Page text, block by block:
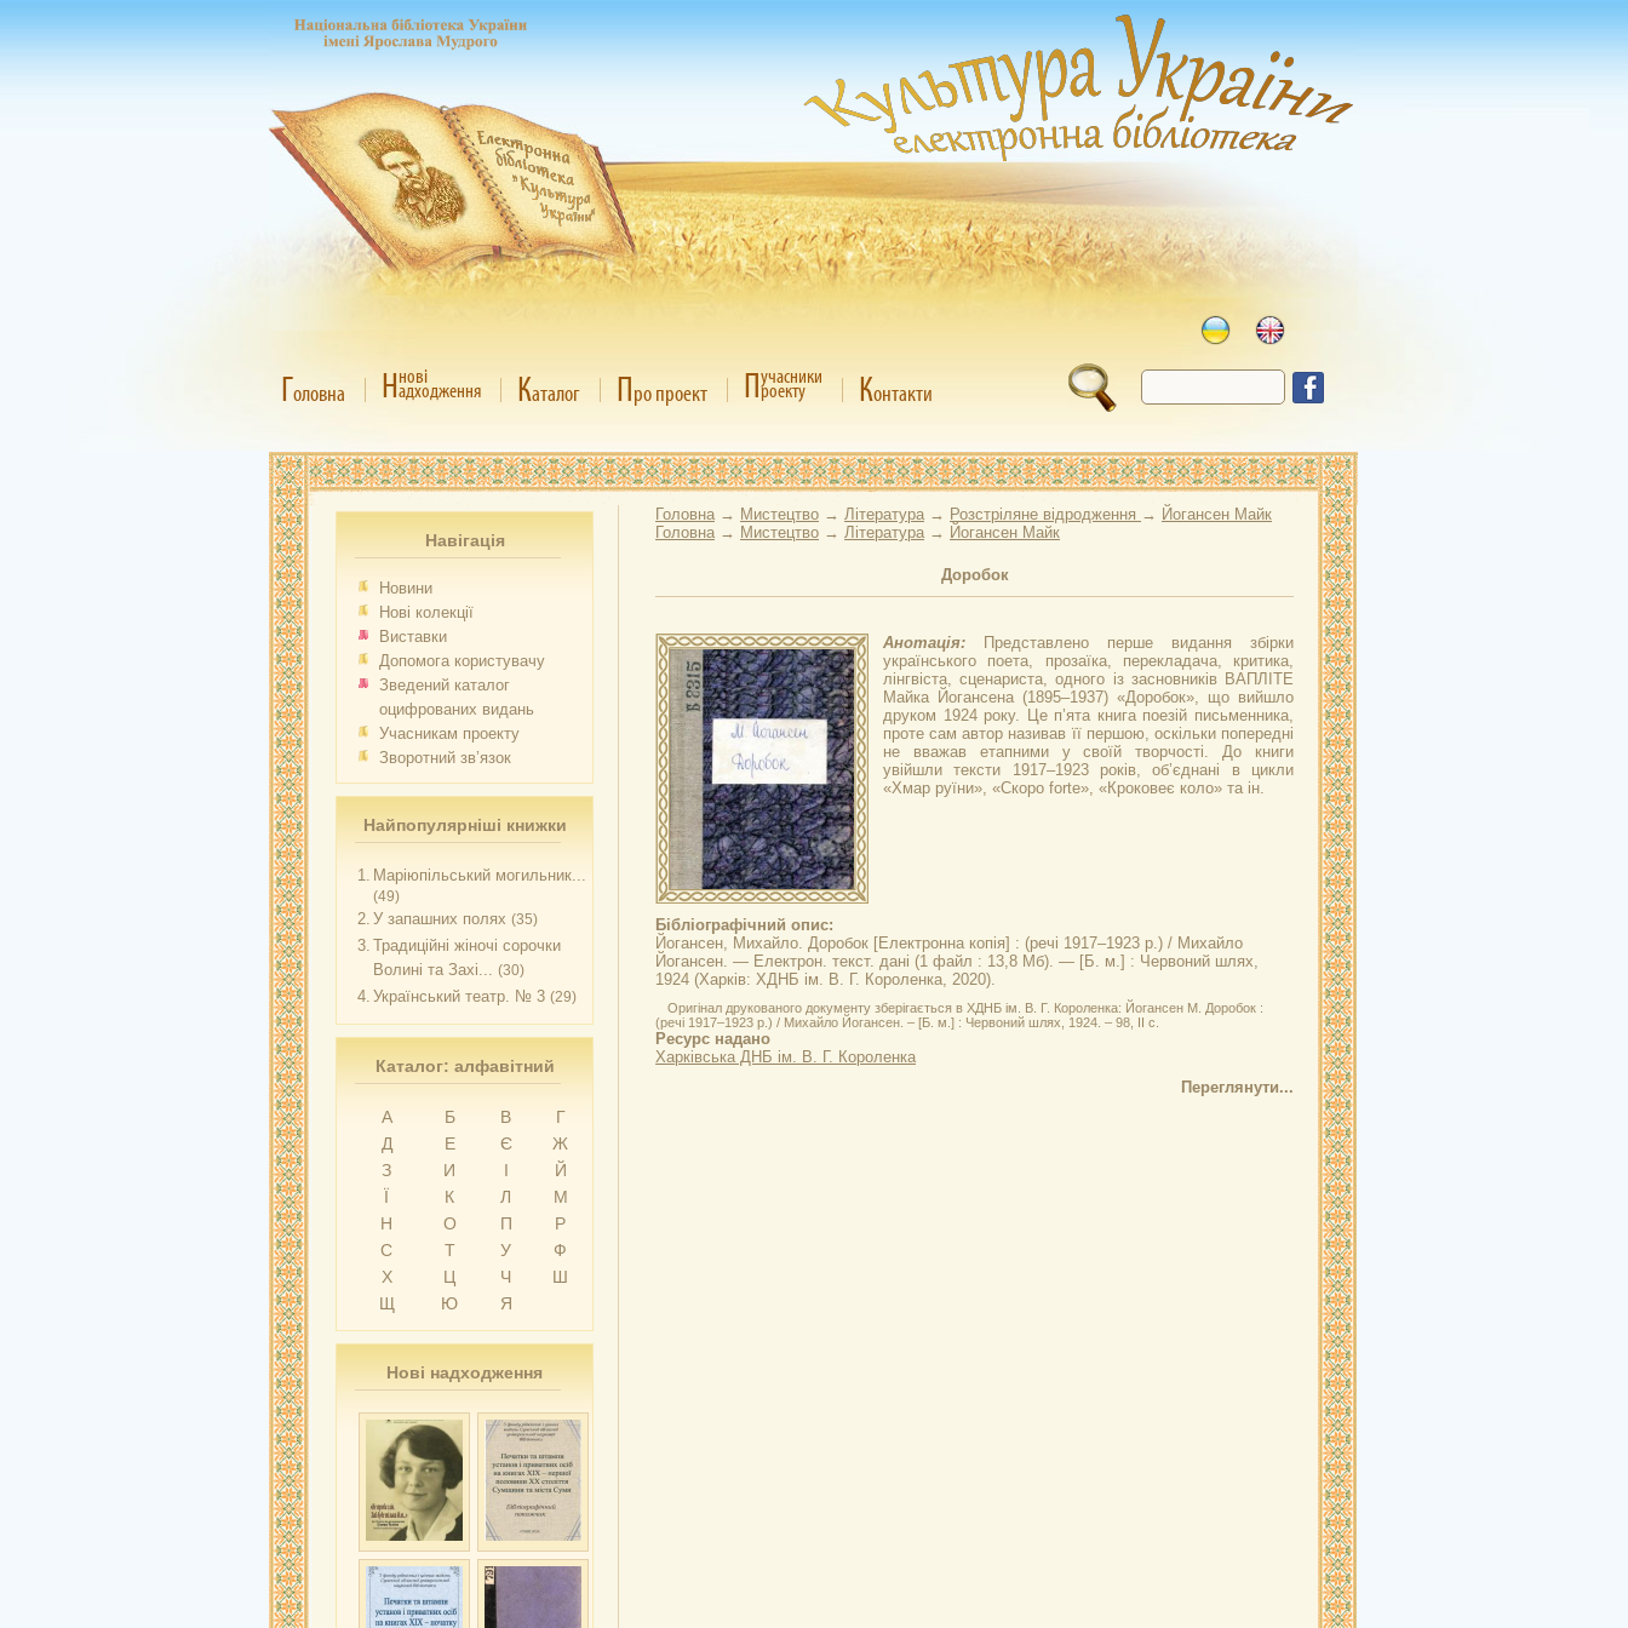
Головна Ннові
адходження Каталог Про проект Пучасники
роекту Контакти
Навігація
Новини
Нові колекції
Виставки
Допомога користувачу
Зведений каталог
оцифрованих видань
Учасникам проекту
Зворотний зв’язок
Найпопулярніші книжки
1. Маріюпільський могильник...
(49)
2. У запашних полях (35)
3. Традиційні жіночі сорочки
Волині та Захі... (30)
4. Український театр. № 3 (29)
Каталог: алфавітний
А Б В
Г
Д
Е Є
Ж
З
И І
Й
Ї
К Л
М
Н
О П
Р
С
Т У
Ф
Х
Ц Ч
Ш
Щ
Ю Я
Нові надходження
Головна → Мистецтво → Література → Розстріляне відродження → Йогансен Майк
Головна → Мистецтво → Література → Йогансен Майк
Доробок
Анотація:
Представлено перше видання збірки
українського поета, прозаїка, перекладача, критика,
лінгвіста, сценариста, одного із засновників ВАПЛІТЕ
Майка Йогансена (1895–1937) «Доробок», що вийшло
друком 1924 року. Це п’ята книга поезій письменника,
проте сам автор називав її першою, оскільки попередні
не вважав етапними у своїй творчості. До книги
увійшли тексти 1917–1923 років, об’єднані в цикли
«Хмар руїни», «Скоро forte», «Кроковеє коло» та ін.
Бібліографічний опис:
Йогансен, Михайло. Доробок [Електронна копія] : (речі 1917–1923 р.) / Михайло
Йогансен. — Електрон. текст. дані (1 файл : 13,8 Мб). — [Б. м.] : Червоний шлях,
1924 (Харків: ХДНБ ім. В. Г. Короленка, 2020).
Оригінал друкованого документу зберігається в ХДНБ ім. В. Г. Короленка: Йогансен М. Доробок :
(речі 1917–1923 р.) / Михайло Йогансен. – [Б. м.] : Червоний шлях, 1924. – 98, II с.
Ресурс надано
Харківська ДНБ ім. В. Г. Короленка
Переглянути...